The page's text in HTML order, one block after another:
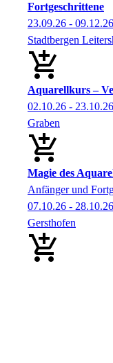
Fortgeschrittene
23.09.26 - 09.12.26
Stadtbergen
Aquarellkurs –
02.10.26 - 23.10.26
Graben
Magie des
Anfänger und
07.10.26 - 28.10.26
Gersthofen